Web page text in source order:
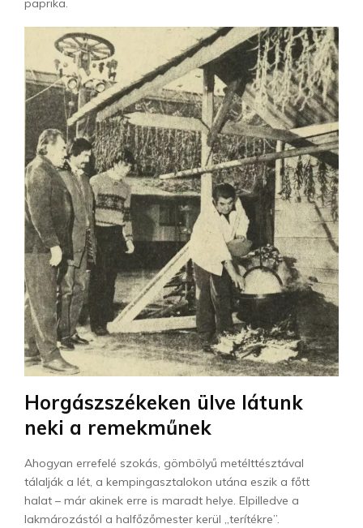
paprika.
Horgászszékeken ülve látunk
neki a remekműnek
Ahogyan errefelé szokás, gömbölyű metélttésztával
tálalják a lét, a kempingasztalokon utána eszik a főtt
halat – már akinek erre is maradt helye. Elpilledve a
lakmározástól a halfőzőmester kerül „terítékre”.